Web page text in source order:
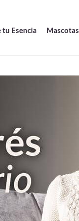
tu Esencia Mascotas